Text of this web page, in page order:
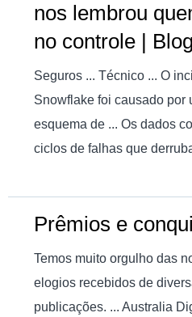
nos lembrou
no controle |
Seguros ... Técnico ... O
Snowflake foi causado por
esquema de ... Os dados
ciclos de falhas que
Prêmios e
Temos muito orgulho das
elogios recebidos de
publicações. ... Australia